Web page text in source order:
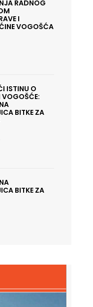
RADNOG
I
VOGOŠĆA
ISTINU O
VOGOŠĆE:
BITKE ZA
BITKE ZA